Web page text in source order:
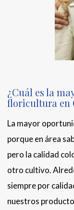
¿Cuál es la
floricultura en
La mayor
porque en área
pero la calidad
otro cultivo.
siempre por
nuestros